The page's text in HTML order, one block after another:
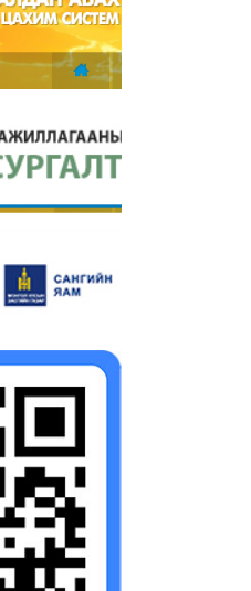
Хөгжлийн бодлого, төлөвлөлт,
хөрөнгө оруулалтын хэлтсийн
эхний хагас жилийн
гүйцэтгэлийн төлөвлөгөөний
тайлан, үнэлгээ
2025-08-18